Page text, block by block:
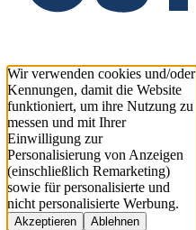
Wir verwenden cookies und/oder
Kennungen, damit die Website
funktioniert, um ihre Nutzung zu
messen und mit Ihrer
Einwilligung zur
Personalisierung von Anzeigen
(einschließlich Remarketing)
sowie für personalisierte und
nicht personalisierte Werbung.
Akzeptieren
Ablehnen